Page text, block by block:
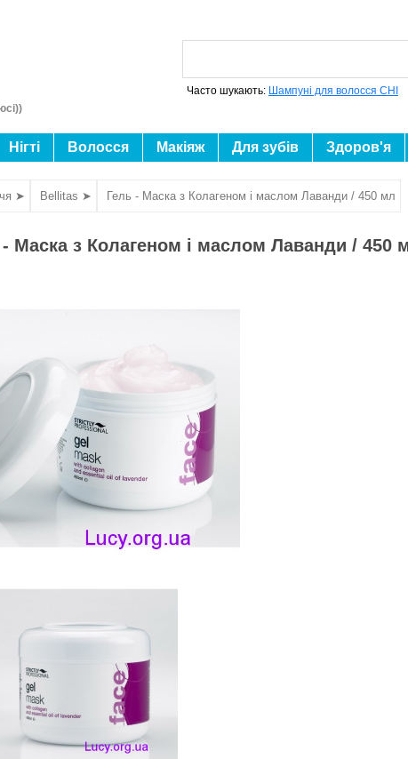
Часто шукають: Шампуні для волосся CHI
Нігті Волосся Макіяж Для зубів Здоров'я
➤ Bellitas ➤ Гель - Маска з Колагеном і маслом Лаванди / 450 мл
- Маска з Колагеном і маслом Лаванди / 450